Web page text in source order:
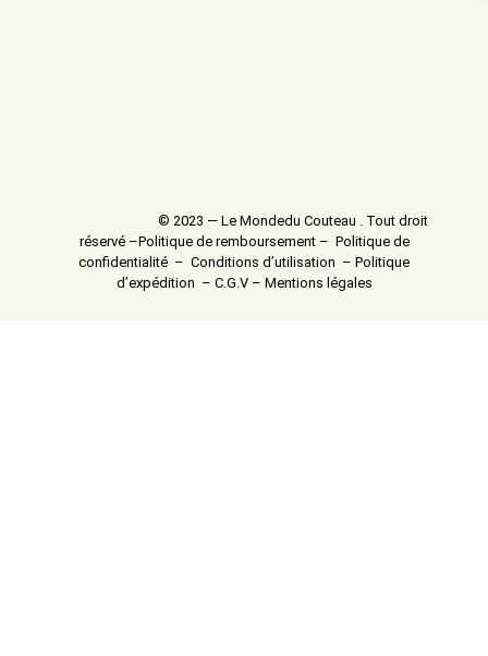
© 2023 — Le Mondedu Couteau . Tout droit
réservé –Politique de remboursement – Politique de
confidentialité – Conditions d’utilisation – Politique
d’expédition – C.G.V– Mentions légales